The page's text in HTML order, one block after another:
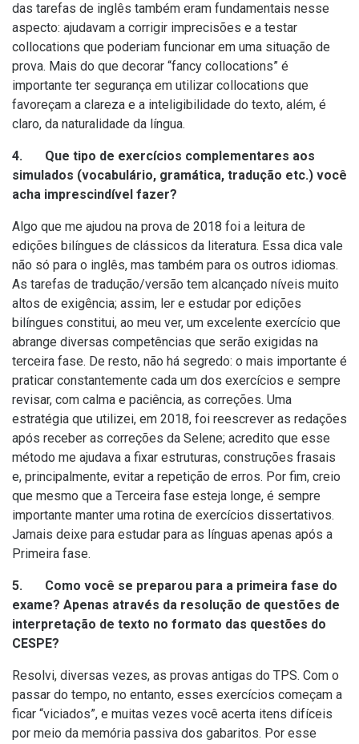
das tarefas de inglês também eram fundamentais nesse
aspecto: ajudavam a corrigir imprecisões e a testar
collocations que poderiam funcionar em uma situação de
prova. Mais do que decorar “fancy collocations” é
importante ter segurança em utilizar collocations que
favoreçam a clareza e a inteligibilidade do texto, além, é
claro, da naturalidade da língua.
4. Que tipo de exercícios complementares aos
simulados (vocabulário, gramática, tradução etc.) você
acha imprescindível fazer?
Algo que me ajudou na prova de 2018 foi a leitura de
edições bilíngues de clássicos da literatura. Essa dica vale
não só para o inglês, mas também para os outros idiomas.
As tarefas de tradução/versão tem alcançado níveis muito
altos de exigência; assim, ler e estudar por edições
bilíngues constitui, ao meu ver, um excelente exercício que
abrange diversas competências que serão exigidas na
terceira fase. De resto, não há segredo: o mais importante é
praticar constantemente cada um dos exercícios e sempre
revisar, com calma e paciência, as correções. Uma
estratégia que utilizei, em 2018, foi reescrever as redações
após receber as correções da Selene; acredito que esse
método me ajudava a fixar estruturas, construções frasais
e, principalmente, evitar a repetição de erros. Por fim, creio
que mesmo que a Terceira fase esteja longe, é sempre
importante manter uma rotina de exercícios dissertativos.
Jamais deixe para estudar para as línguas apenas após a
Primeira fase.
5. Como você se preparou para a primeira fase do
exame? Apenas através da resolução de questões de
interpretação de texto no formato das questões do
CESPE?
Resolvi, diversas vezes, as provas antigas do TPS. Com o
passar do tempo, no entanto, esses exercícios começam a
ficar “viciados”, e muitas vezes você acerta itens difíceis
por meio da memória passiva dos gabaritos. Por esse